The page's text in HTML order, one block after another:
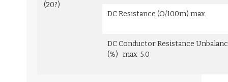
(20?)
DC Resistance (O/100m) max
DC Conductor Resistance
(%) max 5.0